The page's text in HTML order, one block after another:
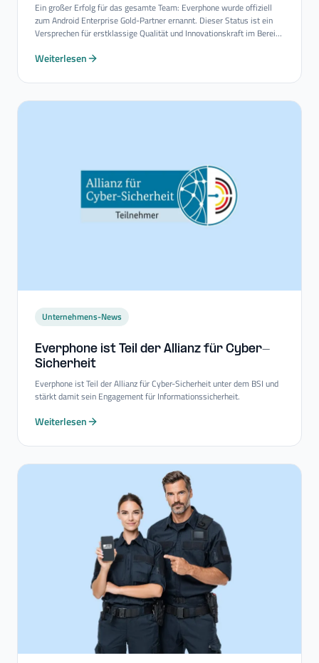
Ein großer Erfolg für das gesamte Team: Everphone wurde offiziell
zum Android Enterprise Gold-Partner ernannt. Dieser Status ist ein
Versprechen für erstklassige Qualität und Innovationskraft im Bereich
Weiterlesen
Unternehmens-News
Everphone ist Teil der Allianz für Cyber-​
Sicherheit
Everphone ist Teil der Allianz für Cyber-Sicherheit unter dem BSI und
stärkt damit sein Engagement für Informationssicherheit.
Weiterlesen